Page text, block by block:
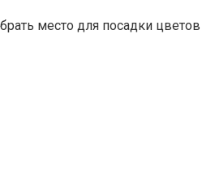
место для посадки цветов